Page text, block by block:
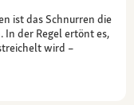
ist das Schnurren die
In der Regel ertönt es,
wird –